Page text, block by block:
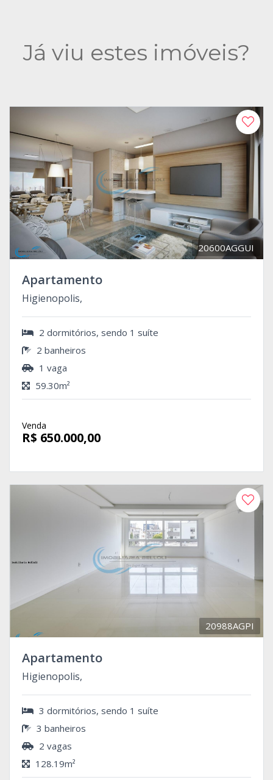
Já viu estes imóveis?
20600AGGUI
Apartamento
Higienopolis,
2 dormitórios, sendo 1 suíte
2 banheiros
1 vaga
59.30m²
Venda
R$ 650.000,00
20988AGPI
Apartamento
Higienopolis,
3 dormitórios, sendo 1 suíte
3 banheiros
2 vagas
128.19m²